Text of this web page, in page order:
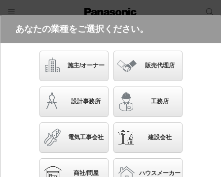
電気・建築設備（ビジネス）
照明器具検索
品番・キーワード
関連商品検索 浅型ダウンライト
条件を選び直す
403件 ◀ 1/41▼ ▶
あなたの業種をご選択ください。
施主/オーナー 販売代理店
設計事務所 工務店
電気工事会社 建設会社
商社/問屋 ハウスメーカー